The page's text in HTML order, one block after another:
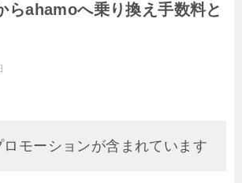
らahamoへ乗り換え手数料と
モーションが含まれています